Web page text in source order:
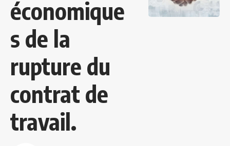
économique
s de la
rupture du
contrat de
travail.